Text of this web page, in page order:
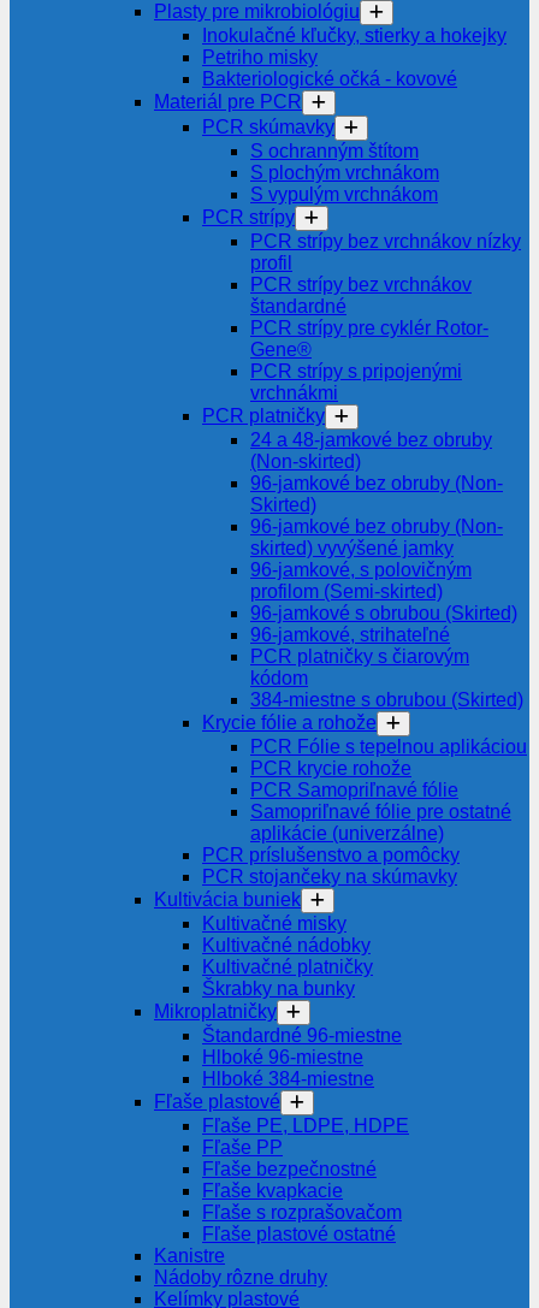
Plasty pre mikrobiológiu
Inokulačné kľučky, stierky a hokejky
Petriho misky
Bakteriologické očká - kovové
Materiál pre PCR
PCR skúmavky
S ochranným štítom
S plochým vrchnákom
S vypulým vrchnákom
PCR strípy
PCR strípy bez vrchnákov nízky
profil
PCR strípy bez vrchnákov
štandardné
PCR strípy pre cyklér Rotor-
Gene®
PCR strípy s pripojenými
vrchnákmi
PCR platničky
24 a 48-jamkové bez obruby
(Non-skirted)
96-jamkové bez obruby (Non-
Skirted)
96-jamkové bez obruby (Non-
skirted) vyvýšené jamky
96-jamkové, s polovičným
profilom (Semi-skirted)
96-jamkové s obrubou (Skirted)
96-jamkové, strihateľné
PCR platničky s čiarovým
kódom
384-miestne s obrubou (Skirted)
Krycie fólie a rohože
PCR Fólie s tepelnou aplikáciou
PCR krycie rohože
PCR Samopriľnavé fólie
Samopriľnavé fólie pre ostatné
aplikácie (univerzálne)
PCR príslušenstvo a pomôcky
PCR stojančeky na skúmavky
Kultivácia buniek
Kultivačné misky
Kultivačné nádobky
Kultivačné platničky
Škrabky na bunky
Mikroplatničky
Štandardné 96-miestne
Hlboké 96-miestne
Hlboké 384-miestne
Fľaše plastové
Fľaše PE, LDPE, HDPE
Fľaše PP
Fľaše bezpečnostné
Fľaše kvapkacie
Fľaše s rozprašovačom
Fľaše plastové ostatné
Kanistre
Nádoby rôzne druhy
Kelímky plastové